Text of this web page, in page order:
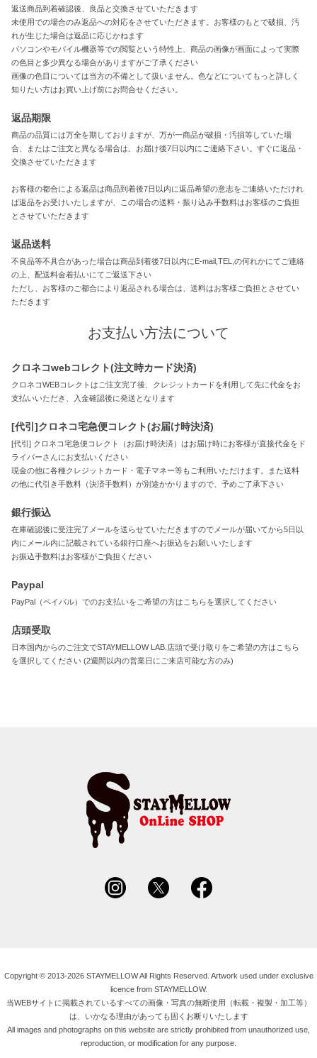
返送商品到着確認後、良品と交換させていただきます
未使用での場合のみ返品への対応をさせていただきます。お客様のもとで破損、汚
れが生じた場合は返品に応じかねます
パソコンやモバイル機器等での閲覧という特性上、商品の画像が画面によって実際
の色目と多少異なる場合がありますがご了承ください
画像の色目については当方の不備として扱いません。色などについてもっと詳しく
知りたい方はお買い上げ前にお問合せください。
返品期限
商品の品質には万全を期しておりますが、万が一商品が破損・汚損等していた場
合、またはご注文と異なる場合は、お届け後7日以内にご連絡下さい。すぐに返品・
交換させていただきます
お客様の都合による返品は商品到着後7日以内に返品希望の意志をご連絡いただけれ
ば返品をお受けいたしますが、この場合の送料・振り込み手数料はお客様のご負担
とさせていただきます
返品送料
不良品等不具合があった場合は商品到着後7日以内にE-mail,TEL,の何れかにてご連絡
の上、配送料金着払いにてご返送下さい
ただし、お客様のご都合により返品される場合は、送料はお客様ご負担とさせてい
ただきます
お支払い方法について
クロネコwebコレクト(注文時カード決済)
クロネコWEBコレクトはご注文完了後、クレジットカードを利用して先に代金をお
支払いいただき、入金確認後に発送となります
[代引]クロネコ宅急便コレクト(お届け時決済)
[代引] クロネコ宅急便コレクト（お届け時決済）はお届け時にお客様が直接代金をド
ライバーさんにお支払いください
現金の他に各種クレジットカード・電子マネー等もご利用いただけます。また送料
の他に代引き手数料（決済手数料）が別途かかりますので、予めご了承下さい
銀行振込
在庫確認後に受注完了メールを送らせていただきますのでメールが届いてから5日以
内にメール内に記載されている銀行口座へお振込をお願いいたします
お振込手数料はお客様がご負担ください
Paypal
PayPal（ペイパル）でのお支払いをご希望の方はこちらを選択してください
店頭受取
日本国内からのご注文でSTAYMELLOW LAB.店頭で受け取りをご希望の方はこちら
を選択してください (2週間以内の営業日にご来店可能な方のみ)
Copyright © 2013-2026 STAYMELLOW All Rights Reserved. Artwork used under exclusive
licence from STAYMELLOW.
当WEBサイトに掲載されているすべての画像・写真の無断使用（転載・複製・加工等）
は、いかなる理由があっても固くお断りいたします
All images and photographs on this website are strictly prohibited from unauthorized use,
reproduction, or modification for any purpose.